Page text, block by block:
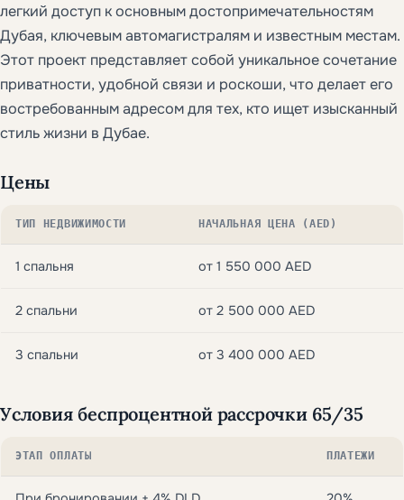
легкий доступ к основным достопримечательностям
Дубая, ключевым автомагистралям и известным местам.
Этот проект представляет собой уникальное сочетание
приватности, удобной связи и роскоши, что делает его
востребованным адресом для тех, кто ищет изысканный
стиль жизни в Дубае.
Цены
ТИП НЕДВИЖИМОСТИ НАЧАЛЬНАЯ ЦЕНА (AED)
1 спальня от 1 550 000 AED
2 спальни от 2 500 000 AED
3 спальни от 3 400 000 AED
Условия беспроцентной рассрочки 65/35
ЭТАП ОПЛАТЫ ПЛАТЕЖИ